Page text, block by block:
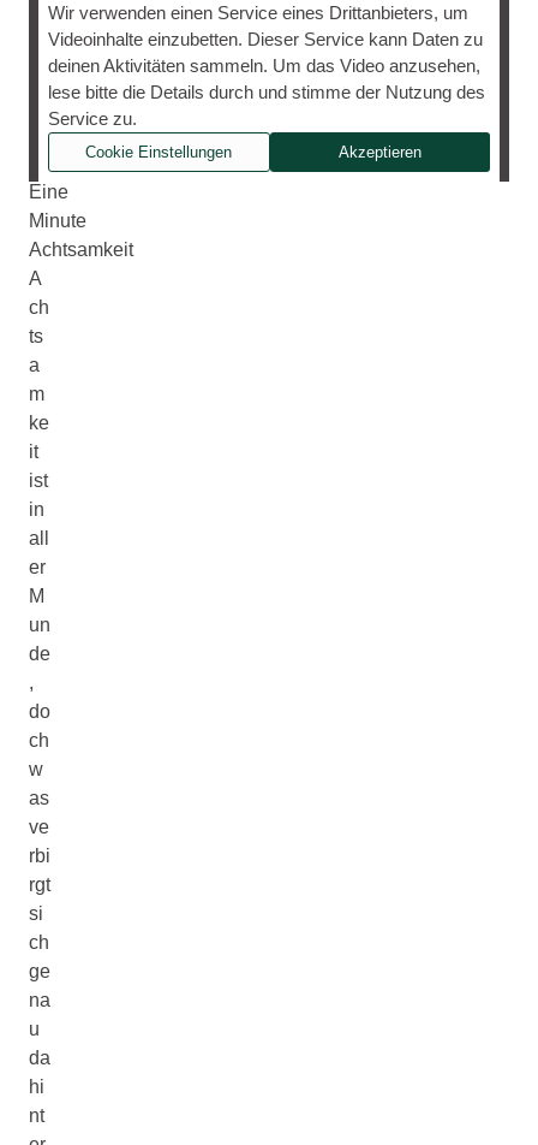
Wir verwenden einen Service eines Drittanbieters, um
Videoinhalte einzubetten. Dieser Service kann Daten zu
deinen Aktivitäten sammeln. Um das Video anzusehen,
lese bitte die Details durch und stimme der Nutzung des
Service zu.
Cookie Einstellungen Akzeptieren
Meyer
gibt
Antworten
Folge
Eine
Minute
Achtsamkeit
A
ch
ts
a
m
ke
it
ist
in
all
er
M
un
de
,
do
ch
w
as
ve
rbi
rgt
si
ch
ge
na
u
da
hi
nt